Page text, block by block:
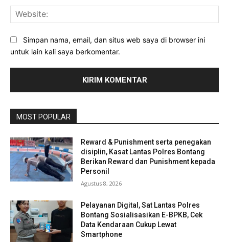
Simpan nama, email, dan situs web saya di browser ini
untuk lain kali saya berkomentar.
MOST POPULAR
Reward & Punishment serta penegakan
disiplin, Kasat Lantas Polres Bontang
Berikan Reward dan Punishment kepada
Personil
Agustus 8, 2026
Pelayanan Digital, Sat Lantas Polres
Bontang Sosialisasikan E-BPKB, Cek
Data Kendaraan Cukup Lewat
Smartphone